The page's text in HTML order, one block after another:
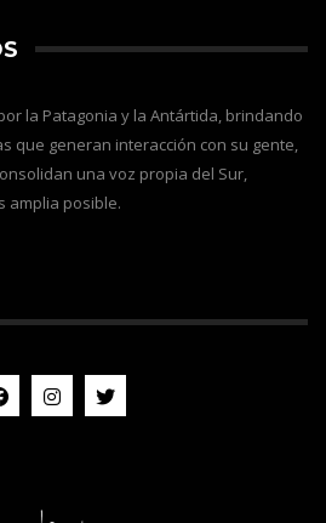
la Patagonia y la Antártida, brindando
que generan interacción con su gente,
una voz propia del Sur,
amplia posible.